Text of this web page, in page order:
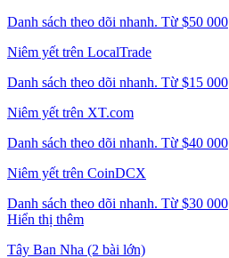
Danh sách theo dõi nhanh. Từ $50 000
Niêm yết trên LocalTrade
Danh sách theo dõi nhanh. Từ $15 000
Niêm yết trên XT.com
Danh sách theo dõi nhanh. Từ $40 000
Niêm yết trên CoinDCX
Danh sách theo dõi nhanh. Từ $30 000
Hiển thị thêm
Tây Ban Nha (2 bài lớn)